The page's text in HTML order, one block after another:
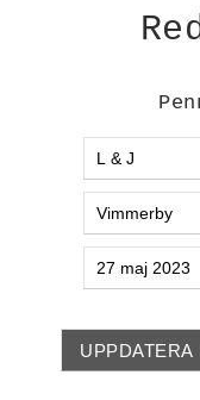
UPPDATERA